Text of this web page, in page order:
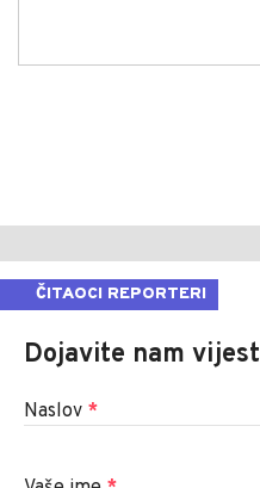
ČITAOCI REPORTERI
Dojavite nam vijest
Naslov *